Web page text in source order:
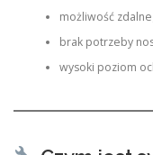
możliwość
brak potrzeby
wysoki poziom